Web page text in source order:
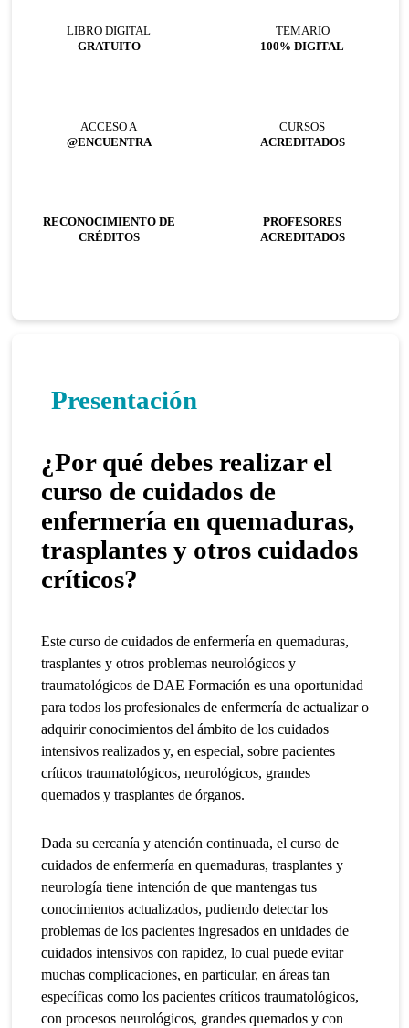
LIBRO DIGITAL
GRATUITO
TEMARIO
100% DIGITAL
ACCESO A
@ENCUENTRA
CURSOS
ACREDITADOS
RECONOCIMIENTO DE
CRÉDITOS
PROFESORES
ACREDITADOS
Presentación
¿Por qué debes realizar el
curso de cuidados de
enfermería en quemaduras,
trasplantes y otros cuidados
críticos?
Este curso de cuidados de enfermería en quemaduras,
trasplantes y otros problemas neurológicos y
traumatológicos de DAE Formación es una oportunidad
para todos los profesionales de enfermería de actualizar o
adquirir conocimientos del ámbito de los cuidados
intensivos realizados y, en especial, sobre pacientes
críticos traumatológicos, neurológicos, grandes
quemados y trasplantes de órganos.
Dada su cercanía y atención continuada, el curso de
cuidados de enfermería en quemaduras, trasplantes y
neurología tiene intención de que mantengas tus
conocimientos actualizados, pudiendo detectar los
problemas de los pacientes ingresados en unidades de
cuidados intensivos con rapidez, lo cual puede evitar
muchas complicaciones, en particular, en áreas tan
específicas como los pacientes críticos traumatológicos,
con procesos neurológicos, grandes quemados y con